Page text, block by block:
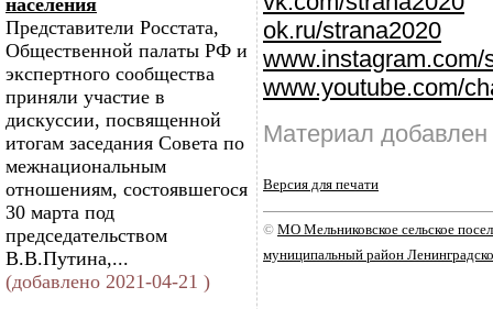
населения
Представители Росстата,
Общественной палаты РФ и
экспертного сообщества
приняли участие в
дискуссии, посвященной
итогам заседания Совета по
межнациональным
отношениям, состоявшегося
30 марта под
председательством
В.В.Путина,...
(добавлено 2021-04-21 )
ok.ru/strana2020
www.instagram.com/
www.youtube.com/
Материал
Версия для печати
© МО Мельниковское сельское
муниципальный район